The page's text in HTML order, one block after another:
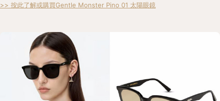
>> 按此了解或購買Gentle Monster Pino 01 太陽眼鏡